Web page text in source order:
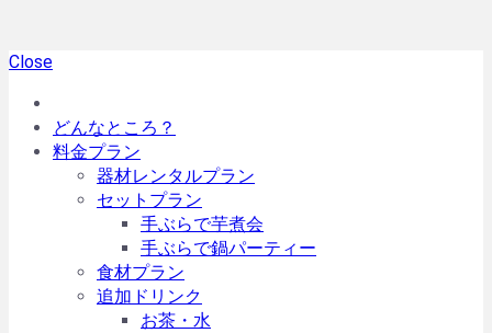
Close
どんなところ？
料金プラン
器材レンタルプラン
セットプラン
手ぶらで芋煮会
手ぶらで鍋パーティー
食材プラン
追加ドリンク
お茶・水